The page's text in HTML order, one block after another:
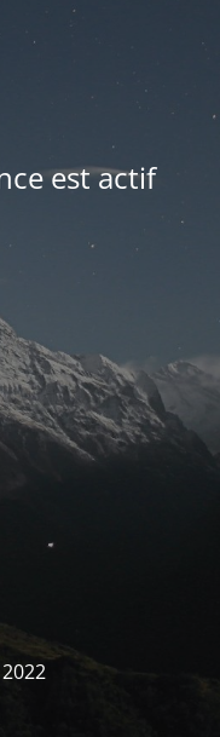
est actif